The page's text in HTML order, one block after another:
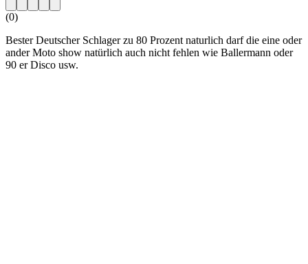
(0)
Bester Deutscher Schlager zu 80 Prozent naturlich darf die eine oder
ander Moto show natürlich auch nicht fehlen wie Ballermann oder
90 er Disco usw.